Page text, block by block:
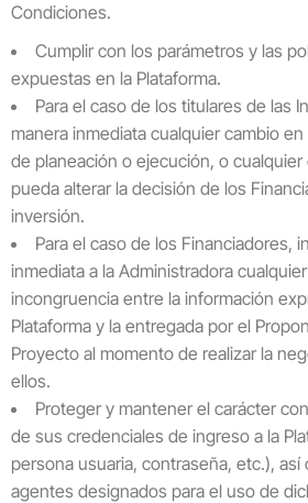
Condiciones.
Cumplir con los parámetros y las
expuestas en la Plataforma.
Para el caso de los titulares de las
manera inmediata cualquier cambio
de planeación o ejecución, o
pueda alterar la decisión de los
inversión.
Para el caso de los Financiadores,
inmediata a la Administradora
incongruencia entre la información
Plataforma y la entregada por el
Proyecto al momento de realizar la
ellos.
Proteger y mantener el carácter
de sus credenciales de ingreso a la
persona usuaria, contraseña, etc.), así
agentes designados para el uso de